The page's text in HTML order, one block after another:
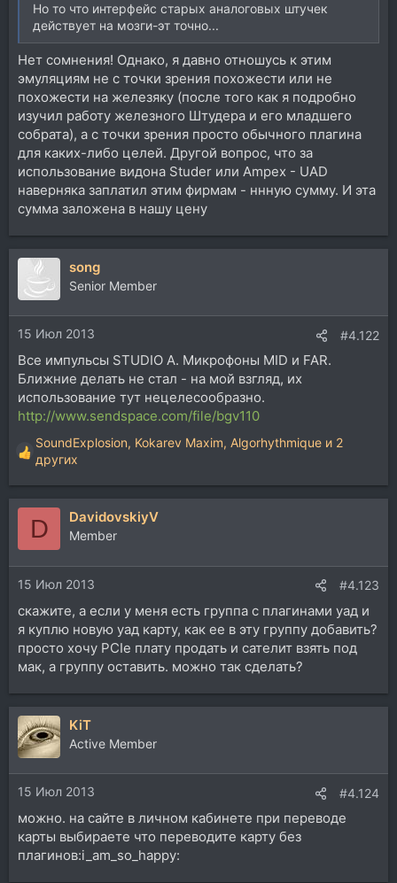
Но то что интерфейс старых аналоговых штучек
действует на мозги-эт точно...
Нет сомнения! Однако, я давно отношусь к этим
эмуляциям не с точки зрения похожести или не
похожести на железяку (после того как я подробно
изучил работу железного Штудера и его младшего
собрата), а с точки зрения просто обычного плагина
для каких-либо целей. Другой вопрос, что за
использование видона Studer или Ampex - UAD
наверняка заплатил этим фирмам - ннную сумму. И эта
сумма заложена в нашу цену
song
Senior Member
15 Июл 2013 #4.122
Все импульсы STUDIO A. Микрофоны MID и FAR.
Ближние делать не стал - на мой взгляд, их
использование тут нецелесообразно.
http://www.sendspace.com/file/bgv110
Р
к
SoundExplosion, Kokarev Maxim, Algorhythmique и 2
других
D DavidovskiyV
Member
15 Июл 2013 #4.123
скажите, а если у меня есть группа с плагинами уад и
я куплю новую уад карту, как ее в эту группу добавить?
просто хочу PCIe плату продать и сателит взять под
мак, а группу оставить. можно так сделать?
KiT
Active Member
15 Июл 2013 #4.124
можно. на сайте в личном кабинете при переводе
карты выбираете что переводите карту без
плагинов:i_am_so_happy: